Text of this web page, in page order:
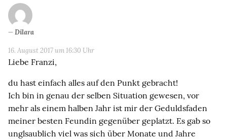
Dilara
16. August 2017 um 16:30 Uhr
Liebe Franzi,
du hast einfach alles auf den Punkt gebracht!
Ich bin in genau der selben Situation gewesen, vor
mehr als einem halben Jahr ist mir der Geduldsfaden
meiner besten Feundin gegenüber geplatzt. Es gab so
unglsaublich viel was sich über Monate und Jahre